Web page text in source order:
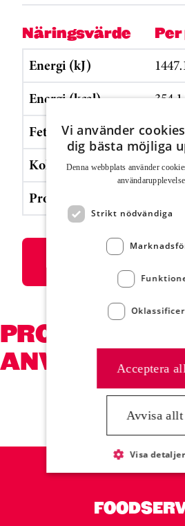
Näringsvärde
Energi (kJ)
Energi (kcal)
Fett
25.9 g
Kolhydrater
10.5 g
Protein
Skriv ut eller välj i listan
”Spara som pdf”
PRODUKTER
ANVÄNDS
Kortkarusell har hoppats över
Vi använder
dig bästa möjliga
Denna webbplats använder
Strikt nödvändiga
Acceptera
Avvisa allt
Visa detaljer